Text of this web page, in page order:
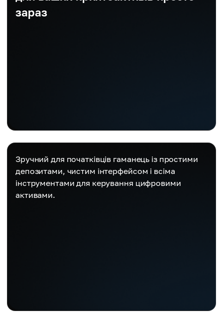
зараз
Зручний для початківців гаманець із простими
депозитами, чистим інтерфейсом і всіма
інструментами для керування цифровими
активами.